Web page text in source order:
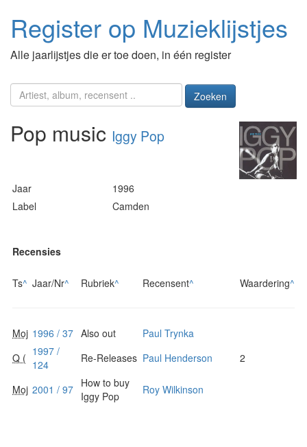
Register op Muzieklijstjes
Alle jaarlijstjes die er toe doen, in één register
Zoeken
Pop music Iggy Pop
Jaar
1996
Label
Camden
Recensies
Ts^ Jaar/Nr^ Rubriek^ Recensent^ Waardering^
Moj 1996 / 37 Also out
Paul Trynka
Q ( 1997 /
124
Re-Releases Paul Henderson 2
Moj 2001 / 97 How to buy
Iggy Pop
Roy Wilkinson